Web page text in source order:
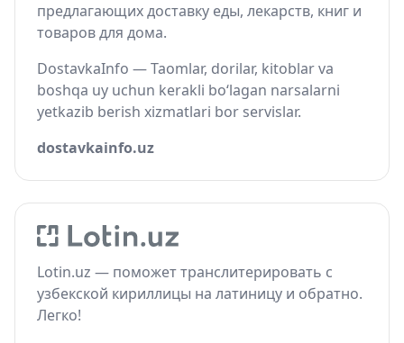
предлагающих доставку еды, лекарств, книг и
товаров для дома.
DostavkaInfo — Taomlar, dorilar, kitoblar va
boshqa uy uchun kerakli bo‘lagan narsalarni
yetkazib berish xizmatlari bor servislar.
dostavkainfo.uz
Lotin.uz — поможет транслитерировать с
узбекской кириллицы на латиницу и обратно.
Легко!